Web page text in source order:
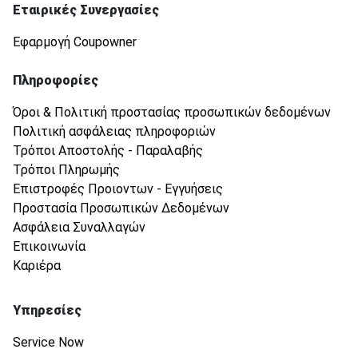
Εταιρικές Συνεργασίες
Εφαρμογή Coupowner
Πληροφορίες
Όροι & Πολιτική προστασίας προσωπικών δεδομένων
Πολιτική ασφάλειας πληροφοριών
Τρόποι Αποστολής - Παραλαβής
Τρόποι Πληρωμής
Επιστροφές Προιοντων - Εγγυήσεις
Προστασία Προσωπικών Δεδομένων
Ασφάλεια Συναλλαγών
Επικοινωνία
Καριέρα
Υπηρεσίες
Service Now